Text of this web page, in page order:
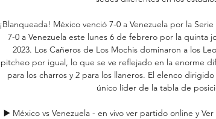
¡Blanqueada! México venció 7-0 a Venezuela por la
7-0 a Venezuela este lunes 6 de febrero por la quinta
2023. Los Cañeros de Los Mochis dominaron a los
pitcheo por igual, lo que se ve reflejado en la enorme
para los charros y 2 para los llaneros. El elenco
único líder de la tabla de
▶️ México vs Venezuela - en vivo ver partido online y